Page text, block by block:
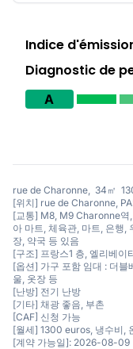
Indice
Diagnostic de
A
rue de Charonne, 34㎡
[위치] rue de Charonne,
[교통] M8, M9 Charonne역,
아 마트, 체육관, 마트, 은행,
장, 약국 등 있음
[구조] 프랑스1 층, 엘리베이
[옵션] 가구 포함 임대 : 더블
울, 옷장 등
[난방] 전기 난방
[기타] 채광 좋음, 부촌
[CAF] 신청 가능
[월세] 1300 euros, 냉수비,
[계약 가능일]: 2026-08-09